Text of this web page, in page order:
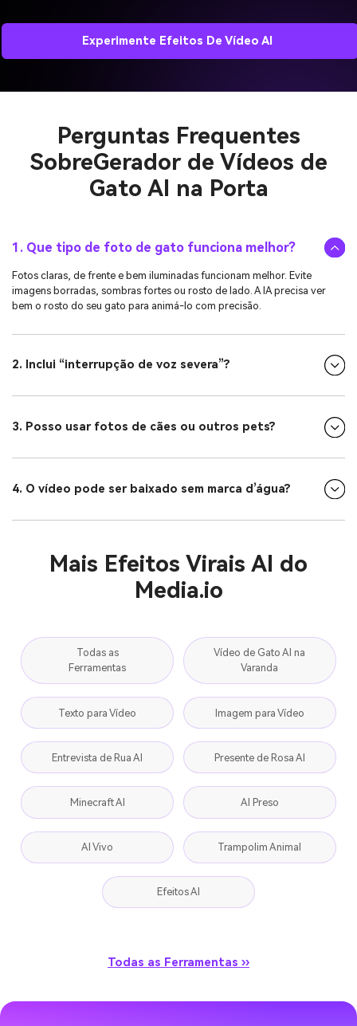
Experimente Efeitos De Vídeo AI
Perguntas Frequentes
SobreGerador de Vídeos de
Gato AI na Porta
1. Que tipo de foto de gato funciona melhor?
Fotos claras, de frente e bem iluminadas funcionam melhor. Evite
imagens borradas, sombras fortes ou rosto de lado. A IA precisa ver
bem o rosto do seu gato para animá-lo com precisão.
2. Inclui “interrupção de voz severa”?
3. Posso usar fotos de cães ou outros pets?
4. O vídeo pode ser baixado sem marca d’água?
Mais Efeitos Virais AI do
Media.io
Todas as
Ferramentas
Vídeo de Gato AI na
Varanda
Texto para Vídeo Imagem para Vídeo
Entrevista de Rua AI Presente de Rosa AI
Minecraft AI AI Preso
AI Vivo Trampolim Animal
Efeitos AI
Todas as Ferramentas ››